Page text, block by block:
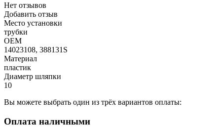
Нет отзывов
Добавить отзыв
Место установки
трубки
OEM
14023108, 388131S
Материал
пластик
Диаметр шляпки
10
Вы можете выбрать один из трёх вариантов оплаты:
Оплата наличными